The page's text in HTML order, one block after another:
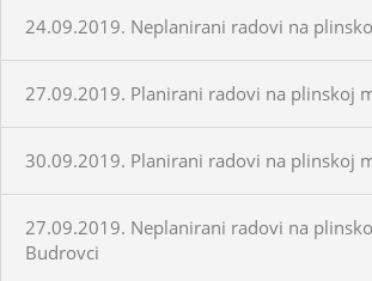
24.09.2019. Neplanirani radovi na
27.09.2019. Planirani radovi na plinskoj
30.09.2019. Planirani radovi na plinskoj
27.09.2019. Neplanirani radovi na
Budrovci